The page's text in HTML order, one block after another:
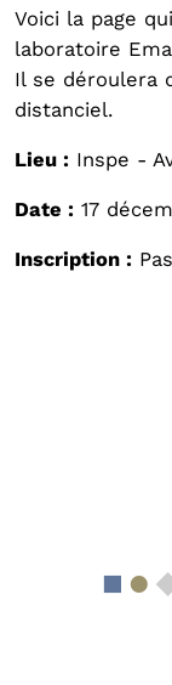
Voici la page
laboratoire
Il se déroulera
distanciel.
Lieu : Inspe -
Date : 17
Inscription :